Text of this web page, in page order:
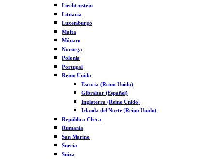
Liechtenstein
Lituania
Luxemburgo
Malta
Mónaco
Noruega
Polonia
Portugal
Reino Unido
Escocia (Reino Unido)
Gibraltar (Español)
Inglaterra (Reino Unido)
Irlanda del Norte (Reino Unido)
República Checa
Rumanía
San Marino
Suecia
Suiza